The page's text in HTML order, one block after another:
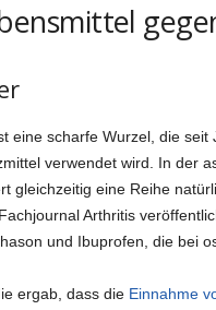
eine scharfe Wurzel, die
verwendet wird. In der
gleichzeitig eine Reihe
Arthritis
und Ibuprofen, die bei
ergab, dass die Einnahme